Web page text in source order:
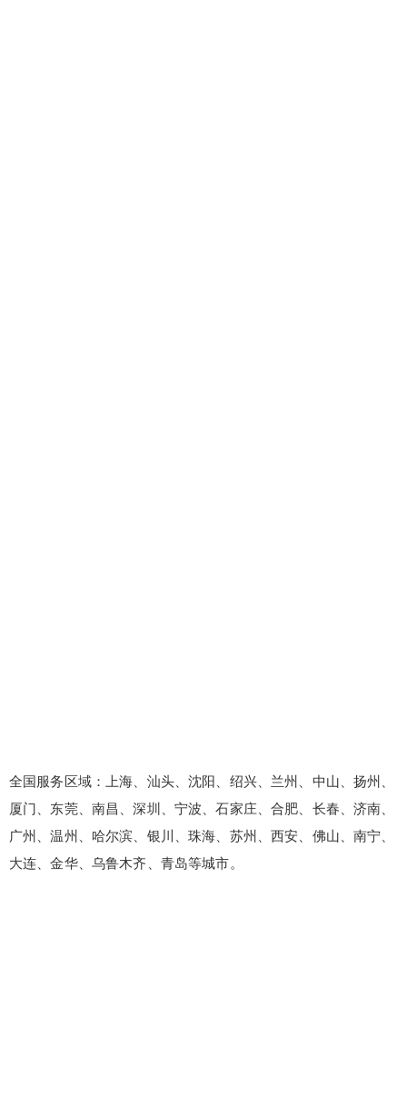
全国服务区域：上海、汕头、沈阳、绍兴、兰州、中山、扬州、
厦门、东莞、南昌、深圳、宁波、石家庄、合肥、长春、济南、
广州、温州、哈尔滨、银川、珠海、苏州、西安、佛山、南宁、
大连、金华、乌鲁木齐、青岛等城市。